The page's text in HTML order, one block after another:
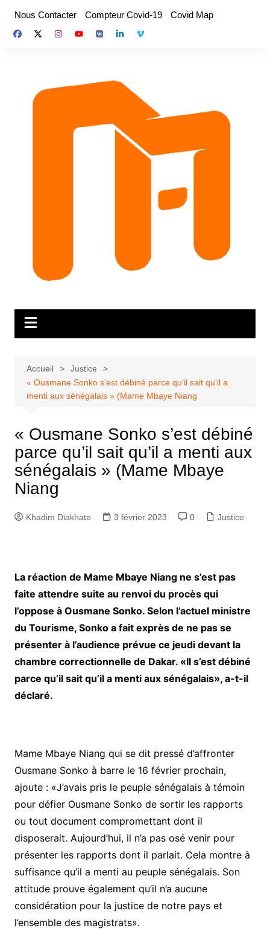
contenu
Nous Contacter Compteur Covid-19 Covid Map
Accueil
Justice
« Ousmane Sonko s’est débiné parce qu’il sait qu’il a
menti aux sénégalais » (Mame Mbaye Niang
« Ousmane Sonko s’est débiné
parce qu’il sait qu’il a menti aux
sénégalais » (Mame Mbaye
Niang
Khadim Diakhate 3 février 2023 0 Justice
La réaction de Mame Mbaye Niang ne s’est pas
faite attendre suite au renvoi du procès qui
l’oppose à Ousmane Sonko. Selon l’actuel ministre
du Tourisme, Sonko a fait exprès de ne pas se
présenter à l’audience prévue ce jeudi devant la
chambre correctionnelle de Dakar. «Il s’est débiné
parce qu’il sait qu’il a menti aux sénégalais», a-t-il
déclaré.
Mame Mbaye Niang qui se dit pressé d’affronter
Ousmane Sonko à barre le 16 février prochain,
ajoute : «J’avais pris le peuple sénégalais à témoin
pour défier Ousmane Sonko de sortir les rapports
ou tout document compromettant dont il
disposerait. Aujourd’hui, il n’a pas osé venir pour
présenter les rapports dont il parlait. Cela montre à
suffisance qu’il a menti au peuple sénégalais. Son
attitude prouve également qu’il n’a aucune
considération pour la justice de notre pays et
l’ensemble des magistrats».